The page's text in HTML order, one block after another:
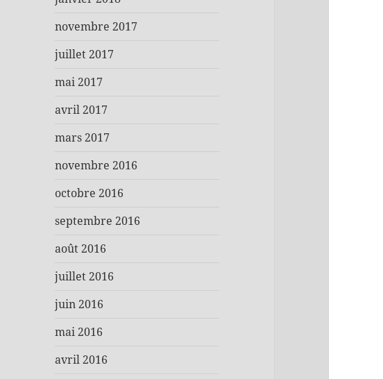
novembre 2017
juillet 2017
mai 2017
avril 2017
mars 2017
novembre 2016
octobre 2016
septembre 2016
août 2016
juillet 2016
juin 2016
mai 2016
avril 2016